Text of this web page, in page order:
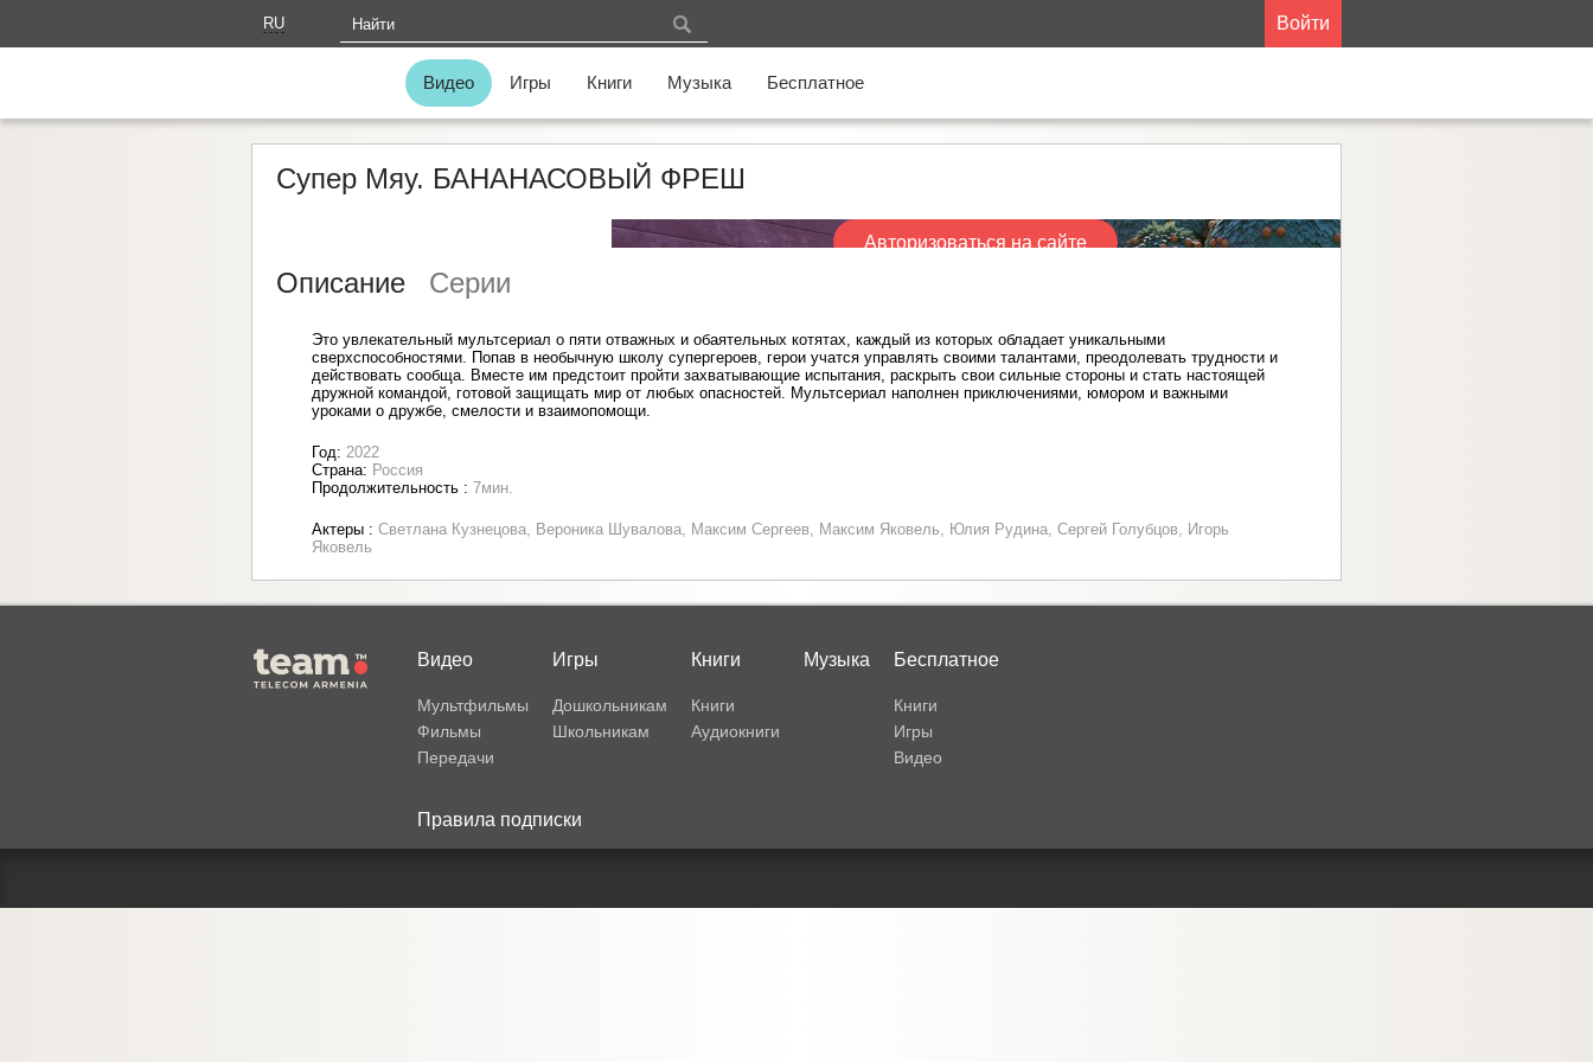
Войти
RU
Видео Игры Книги Музыка Бесплатное
Супер Мяу. БАНАНАСОВЫЙ ФРЕШ
Авторизоваться на сайте
Описание Серии
Это увлекательный мультсериал о пяти отважных и обаятельных котятах, каждый из которых обладает уникальными
сверхспособностями. Попав в необычную школу супергероев, герои учатся управлять своими талантами, преодолевать трудности и
действовать сообща. Вместе им предстоит пройти захватывающие испытания, раскрыть свои сильные стороны и стать настоящей
дружной командой, готовой защищать мир от любых опасностей. Мультсериал наполнен приключениями, юмором и важными
уроками о дружбе, смелости и взаимопомощи.
Год: 2022
Страна: Россия
Продолжительность : 7мин.
Актеры : Светлана Кузнецова, Вероника Шувалова, Максим Сергеев, Максим Яковель, Юлия Рудина, Сергей Голубцов, Игорь
Яковель
Видео
Мультфильмы
Фильмы
Передачи
Игры
Дошкольникам
Школьникам
Книги
Книги
Аудиокниги
Музыка Бесплатное
Книги
Игры
Видео
Правила подписки